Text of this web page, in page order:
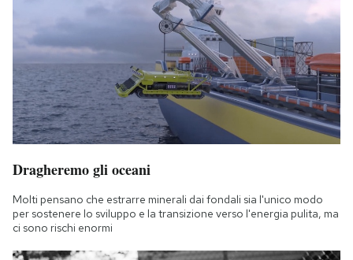
Dragheremo gli oceani
Molti pensano che estrarre minerali dai fondali sia l'unico modo
per sostenere lo sviluppo e la transizione verso l'energia pulita, ma
ci sono rischi enormi